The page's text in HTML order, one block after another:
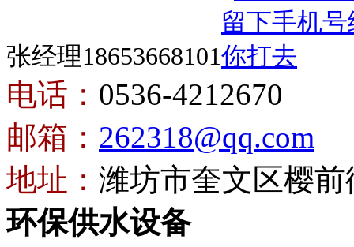
张经理18653668101
电话： 0536-4212670
邮箱： 262318@qq.com
地址： 潍坊市奎文区樱前
环保供水设备